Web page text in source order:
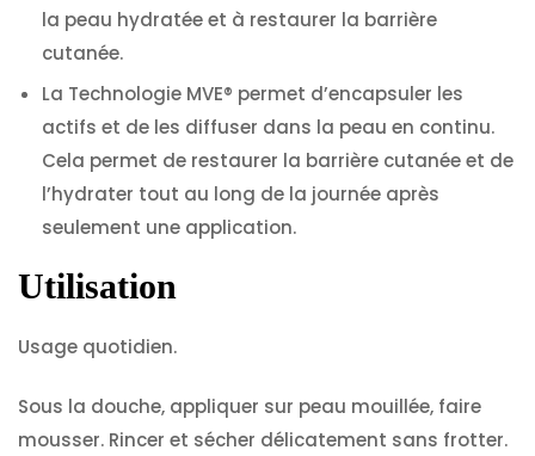
la peau hydratée et à restaurer la barrière
cutanée.
La Technologie MVE® permet d’encapsuler les
actifs et de les diffuser dans la peau en continu.
Cela permet de restaurer la barrière cutanée et de
l’hydrater tout au long de la journée après
seulement une application.
Utilisation
Usage quotidien.
Sous la douche, appliquer sur peau mouillée, faire
mousser. Rincer et sécher délicatement sans frotter.